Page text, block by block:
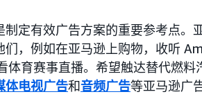
定有效广告方案的重要参考点。
，例如在亚马逊上购物，收听
育赛事直播。希望触达替代燃料
体电视广告和音频广告等亚马逊广